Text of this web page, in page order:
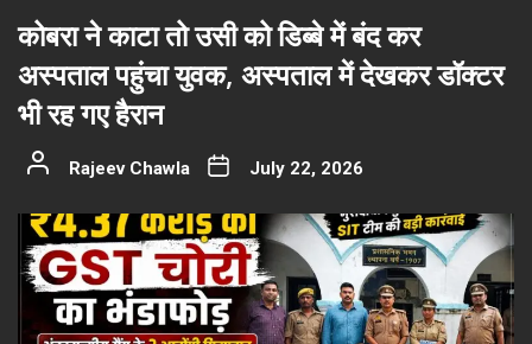
कोबरा ने काटा तो उसी को डिब्बे में बंद कर
अस्पताल पहुंचा युवक, अस्पताल में देखकर डॉक्टर
भी रह गए हैरान
Rajeev Chawla July 22, 2026